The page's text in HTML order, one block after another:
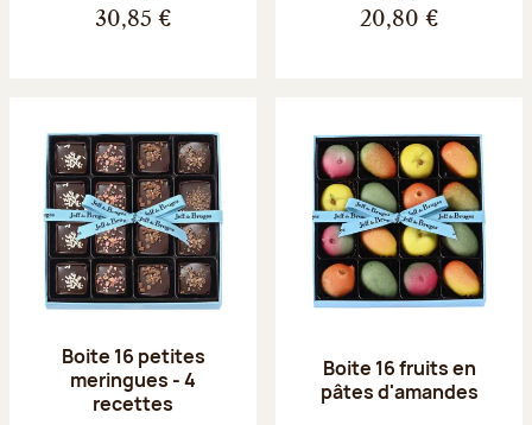
30,85 € 20,80 €
Boite 16 petites
meringues - 4
recettes
Boite 16 fruits en
pâtes d'amandes